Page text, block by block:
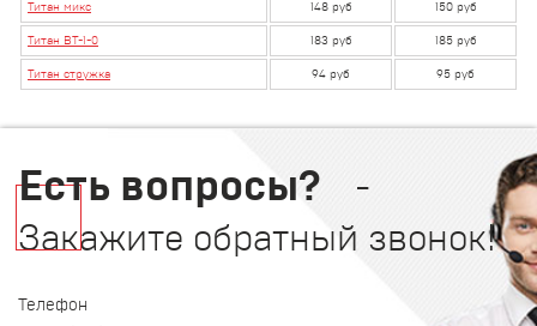
Титан микс 148 руб 150 руб
Титан ВТ-1-0 183 руб 185 руб
Титан стружка 94 руб 95 руб
Есть вопросы?
-
Закажите обратный звонок!
Телефон